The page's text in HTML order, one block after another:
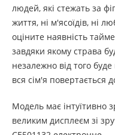
людей, які стежать за
життя, ні м'ясоїдів, ні
оціните наявність
завдяки якому страва
незалежно від того
вся сім'я повертається
Модель має інтуїтивно
великим дисплеєм зі